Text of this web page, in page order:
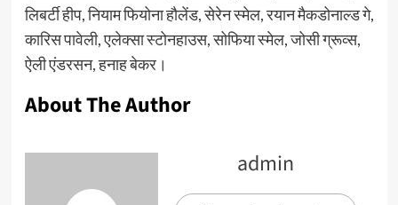
लिबर्टी हीप, नियाम फियोना हौलेंड, सेरेन स्मेल, रयान मैकडोनाल्ड गे,
कारिस पावेली, एलेक्सा स्टोनहाउस, सोफिया स्मेल, जोसी ग्रूव्‍स,
ऐली एंडरसन, हनाह बेकर।
About The Author
admin